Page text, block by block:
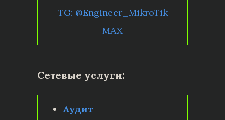
TG: @Engineer_MikroTik
MAX
Сетевые услуги:
Аудит